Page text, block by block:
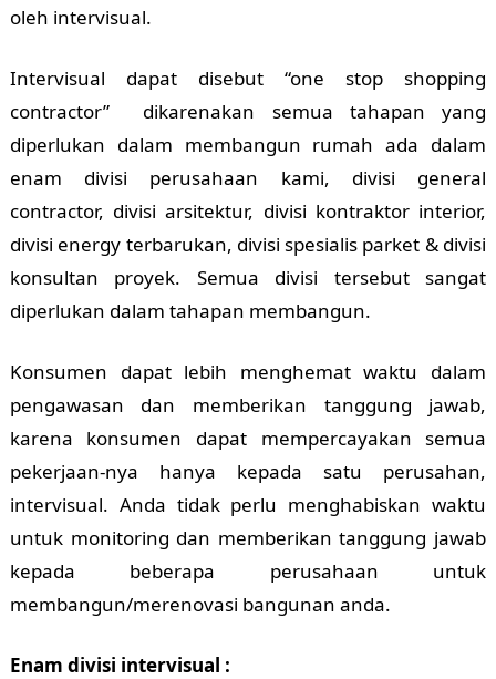
oleh intervisual.
Intervisual dapat disebut “one stop shopping
contractor” dikarenakan semua tahapan yang
diperlukan dalam membangun rumah ada dalam
enam divisi perusahaan kami, divisi general
contractor, divisi arsitektur, divisi kontraktor interior,
divisi energy terbarukan, divisi spesialis parket & divisi
konsultan proyek. Semua divisi tersebut sangat
diperlukan dalam tahapan membangun.
Konsumen dapat lebih menghemat waktu dalam
pengawasan dan memberikan tanggung jawab,
karena konsumen dapat mempercayakan semua
pekerjaan-nya hanya kepada satu perusahan,
intervisual. Anda tidak perlu menghabiskan waktu
untuk monitoring dan memberikan tanggung jawab
kepada beberapa perusahaan untuk
membangun/merenovasi bangunan anda.
Enam divisi intervisual :